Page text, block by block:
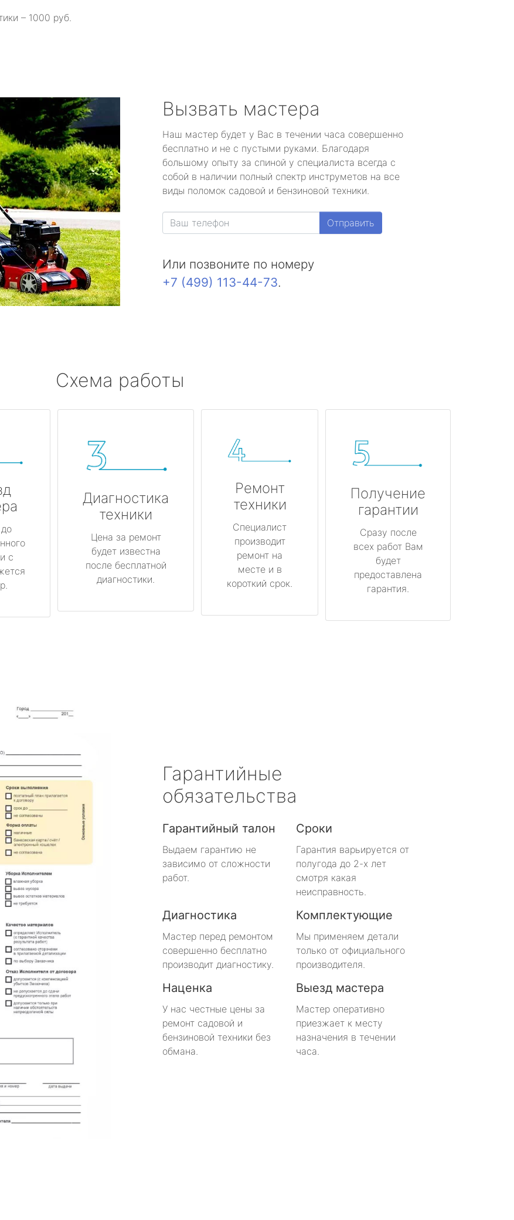
– 1000 руб.
Вызвать мастера
Наш мастер будет у Вас в течении часа совершенно
бесплатно и не с пустыми руками. Благодаря
большому опыту за спиной у специалиста всегда с
собой в наличии полный спектр инструметов на все
виды поломок садовой и бензиновой техники.
Отправить
Или позвоните по номеру
+7 (499) 113-44-73.
Схема работы
с
Диагностика
техники
Цена за ремонт
будет известна
после бесплатной
диагностики.
Ремонт
техники
Специалист
производит
ремонт на
месте и в
короткий срок.
Получение
гарантии
Сразу после
всех работ Вам
будет
предоставлена
гарантия.
Гарантийные
обязательства
Гарантийный талон
Выдаем гарантию не
зависимо от сложности
работ.
Сроки
Гарантия варьируется от
полугода до 2-х лет
смотря какая
неисправность.
Диагностика
Мастер перед ремонтом
совершенно бесплатно
производит диагностику.
Комплектующие
Мы применяем детали
только от официального
производителя.
Наценка
У нас честные цены за
ремонт садовой и
бензиновой техники без
обмана.
Выезд мастера
Мастер оперативно
приезжает к месту
назначения в течении
часа.